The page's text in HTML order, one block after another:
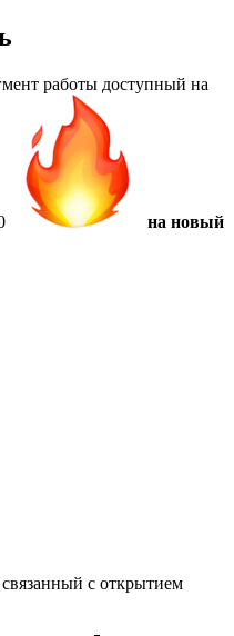
работы доступный на
на новый
с открытием